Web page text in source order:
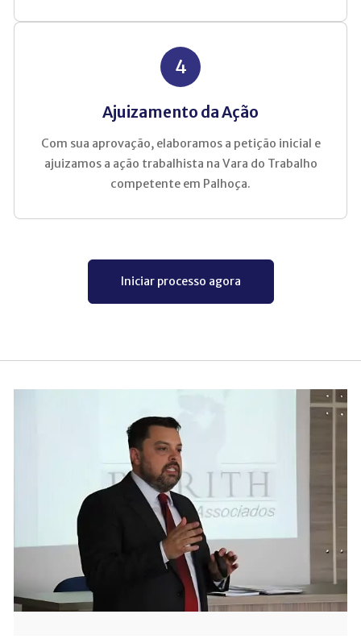
4
Ajuizamento da Ação
Com sua aprovação, elaboramos a petição inicial e
ajuizamos a ação trabalhista na Vara do Trabalho
competente em Palhoça.
Iniciar processo agora